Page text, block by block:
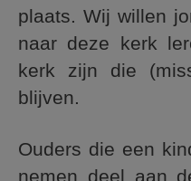
plaats. Wij willen
naar deze kerk
kerk zijn die
blijven.
Ouders die een
nemen deel aan